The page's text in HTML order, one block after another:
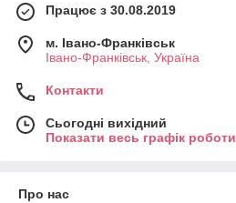
Працює з 30.08.2019
м. Івано-Франківськ
Івано-Франківськ, Україна
Контакти
Сьогодні вихідний
Показати весь графік роботи
Про нас